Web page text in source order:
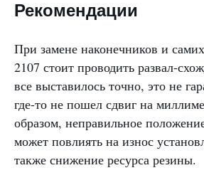
Рекомендации
При замене наконечников и
2107 стоит проводить развал-
все выставилось точно, это не
где-то не пошел сдвиг на
образом, неправильное
может повлиять на износ
также снижение ресурса резины.